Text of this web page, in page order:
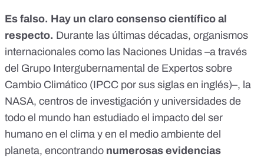
Es falso. Hay un claro consenso científico al
respecto. Durante las últimas décadas, organismos
internacionales como las Naciones Unidas –a través
del Grupo Intergubernamental de Expertos sobre
Cambio Climático (IPCC por sus siglas en inglés)–, la
NASA, centros de investigación y universidades de
todo el mundo han estudiado el impacto del ser
humano en el clima y en el medio ambiente del
planeta, encontrando numerosas evidencias